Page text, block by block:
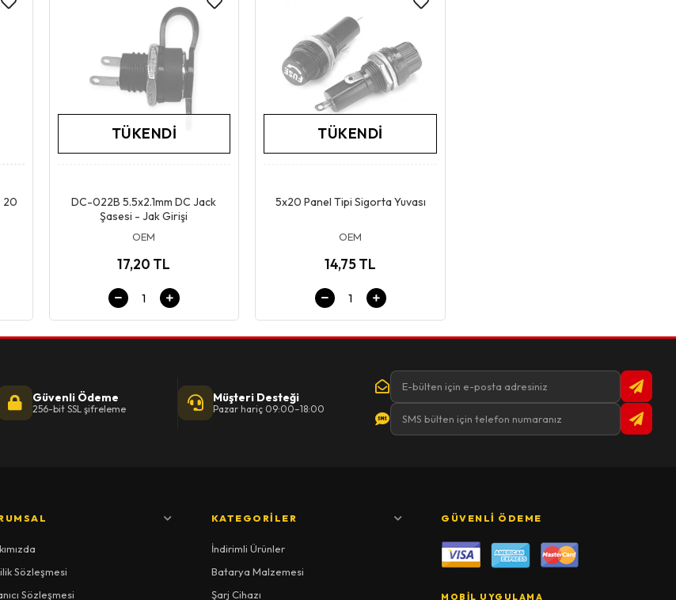
20
TÜKENDI
DC-022B 5.5x2.1mm DC Jack
Şasesi - Jak Girişi
OEM
17,20 TL
TÜKENDI
5x20 Panel Tipi Sigorta Yuvası
OEM
14,75 TL
Güvenli Ödeme
256-bit SSL şifreleme
Müşteri Desteği
Pazar hariç 09:00–18:00
Sözleşmesi
Sözleşmesi
KATEGORILER
İndirimli Ürünler
Batarya Malzemesi
Şarj Cihazı
GÜVENLI ÖDEME
MOBIL UYGULAMA